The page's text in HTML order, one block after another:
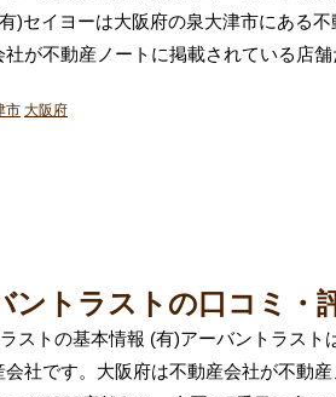
)セイヨーは大阪府の泉大津市にある
社が不動産ノートに掲載されている店
市 大阪府
ントラストの口コミ・
ストの基本情報 (有)アーバントラスト
社です。大阪府は不動産会社が不動